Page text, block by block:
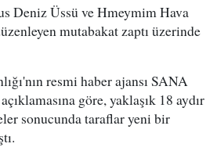
Deniz Üssü ve Hmeymim Hava
mutabakat zaptı üzerinde
resmi haber ajansı SANA
göre, yaklaşık 18 aydır
sonucunda taraflar yeni bir